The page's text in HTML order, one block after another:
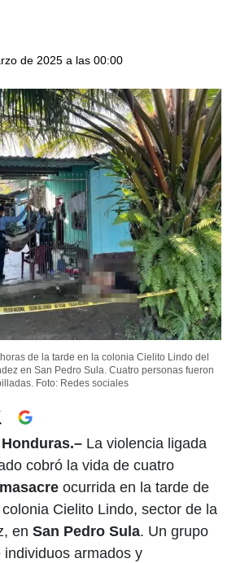
de 2025 a las 00:00
de la tarde en la colonia Cielito Lindo del
en San Pedro Sula. Cuatro personas fueron
Foto: Redes sociales
La violencia ligada
cobró la vida de cuatro
masacre ocurrida en la tarde de
Cielito Lindo, sector de la
en San Pedro Sula. Un grupo
armados y